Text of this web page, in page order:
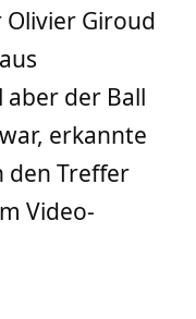
Giroud
aber der Ball
erkannte
den Treffer
Video-